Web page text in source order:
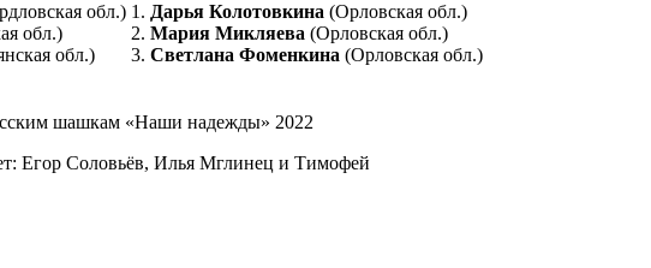
обл.)
обл.)
обл.)
1. Дарья Колотовкина (Орловская обл.)
2. Мария Микляева (Орловская обл.)
3. Светлана Фоменкина (Орловская обл.)
Егор Соловьёв, Илья Мглинец и Тимофей